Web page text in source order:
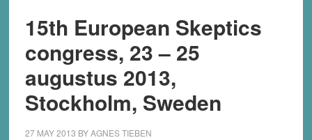
15th European Skeptics
congress, 23 – 25
augustus 2013,
Stockholm, Sweden
27 MAY 2013 BYAGNES TIEBEN